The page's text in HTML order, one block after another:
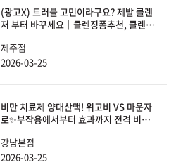
(광고X) 트러블 고민이라구요? 제발 클렌
저 부터 바꾸세요｜클렌징폼추천, 클렌징
제주점
2026-03-25
비만 치료제 양대산맥! 위고비 VS 마운자
로✨부작용에서부터 효과까지 전격 비교
강남본점
2026-03-25